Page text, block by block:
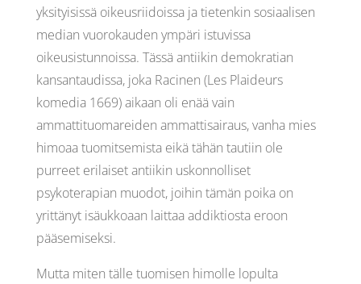
yksityisissä oikeusriidoissa ja tietenkin sosiaalisen
median vuorokauden ympäri istuvissa
oikeusistunnoissa. Tässä antiikin demokratian
kansantaudissa, joka Racinen (Les Plaideurs
komedia 1669) aikaan oli enää vain
ammattituomareiden ammattisairaus, vanha mies
himoaa tuomitsemista eikä tähän tautiin ole
purreet erilaiset antiikin uskonnolliset
psykoterapian muodot, joihin tämän poika on
yrittänyt isäukkoaan laittaa addiktiosta eroon
pääsemiseksi.
Mutta miten tälle tuomisen himolle lopulta